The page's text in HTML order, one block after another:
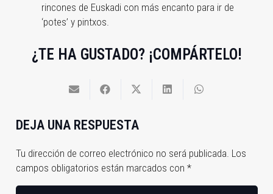
rincones de Euskadi con más encanto para ir de
‘potes’ y pintxos.
¿TE HA GUSTADO? ¡COMPÁRTELO!
DEJA UNA RESPUESTA
Tu dirección de correo electrónico no será publicada. Los
campos obligatorios están marcados con *